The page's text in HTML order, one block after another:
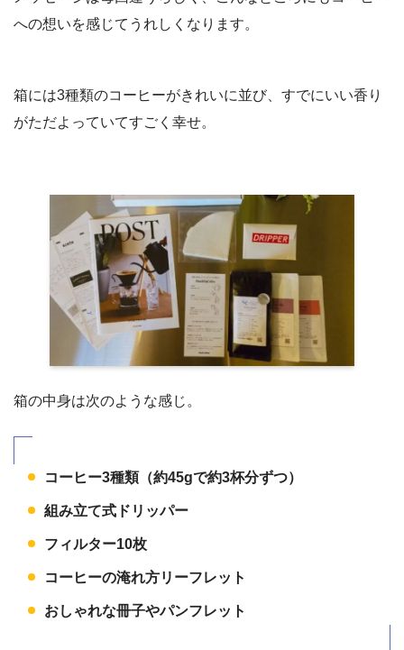
への想いを感じてうれしくなります。
箱には3種類のコーヒーがきれいに並び、すでにいい香り
がただよっていてすごく幸せ。
箱の中身は次のような感じ。
コーヒー3種類（約45gで約3杯分ずつ）
組み立て式ドリッパー
フィルター10枚
コーヒーの淹れ方リーフレット
おしゃれな冊子やパンフレット